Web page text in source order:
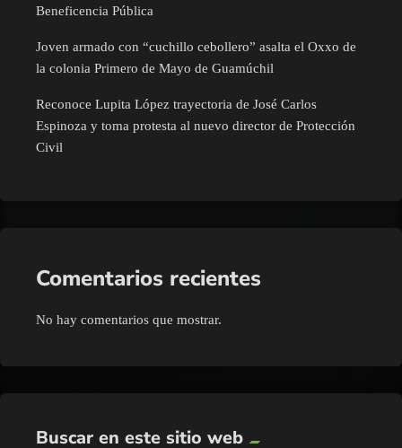
Beneficencia Pública
Joven armado con “cuchillo cebollero” asalta el Oxxo de
la colonia Primero de Mayo de Guamúchil
Reconoce Lupita López trayectoria de José Carlos
Espinoza y toma protesta al nuevo director de Protección
Civil
Comentarios recientes
No hay comentarios que mostrar.
Buscar en este sitio web